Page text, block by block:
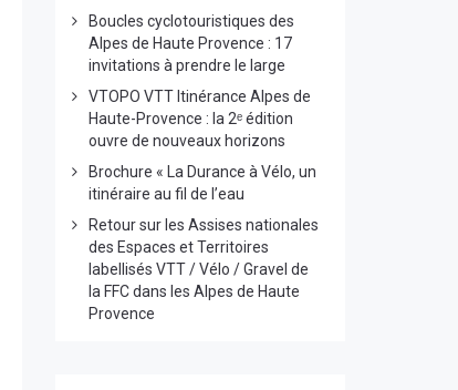
Boucles cyclotouristiques des
Alpes de Haute Provence : 17
invitations à prendre le large
VTOPO VTT Itinérance Alpes de
Haute-Provence : la 2ᵉ édition
ouvre de nouveaux horizons
Brochure « La Durance à Vélo, un
itinéraire au fil de l’eau
Retour sur les Assises nationales
des Espaces et Territoires
labellisés VTT / Vélo / Gravel de
la FFC dans les Alpes de Haute
Provence